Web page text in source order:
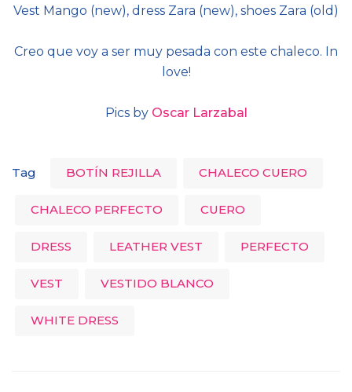
Vest Mango (new), dress Zara (new), shoes Zara (old)
Creo que voy a ser muy pesada con este chaleco. In
love!
Pics by Oscar Larzabal
Tag BOTÍN REJILLA CHALECO CUERO
CHALECO PERFECTO CUERO
DRESS LEATHER VEST PERFECTO
VEST VESTIDO BLANCO
WHITE DRESS